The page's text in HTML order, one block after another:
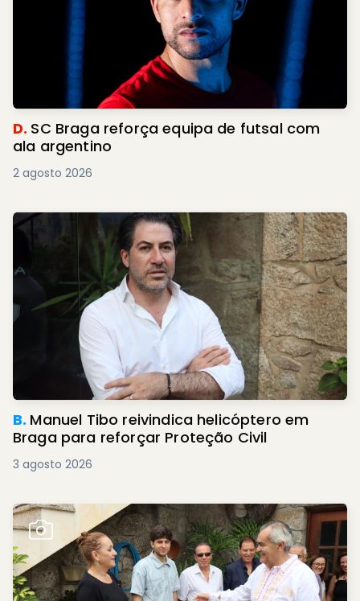
D. SC Braga reforça equipa de futsal com
ala argentino
2 agosto 2026
B. Manuel Tibo reivindica helicóptero em
Braga para reforçar Proteção Civil
3 agosto 2026